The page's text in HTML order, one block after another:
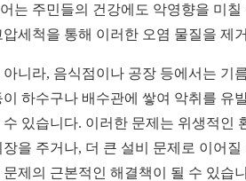
는 주민들의 건강에도 악영향을 미
압세척을 통해 이러한 오염 물질을 제
아니라, 음식점이나 공장 등에서는 기
이 하수구나 배수관에 쌓여 악취를 유
수 있습니다. 이러한 문제는 위생적인
장을 주거나, 더 큰 설비 문제로 이어
문제의 근본적인 해결책이 될 수 있습